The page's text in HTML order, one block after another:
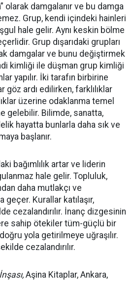
olarak damgalanır ve bu damga
Grup, kendi içindeki hainleri
hale gelir. Aynı keskin bölme
Grup dışarıdaki grupları
damgalar ve bunu değiştirmek
kimliği ile düşman grup kimliği
yapılır. İki tarafın birbirine
göz ardı edilirken, farklılıklar
üzerine odaklanma temel
gelebilir. Bilimde, sanatta,
hayatta bunlarla daha sık ve
başlanır.
bağımlılık artar ve liderin
hale gelir. Topluluk,
daha mutlakçı ve
geçer. Kurallar katılaşır,
cezalandırılır. İnanç dizgesinin
sahip ötekiler tüm-güçlü bir
yola getirilmeye uğraşılır.
cezalandırılır.
Aşina Kitaplar, Ankara,